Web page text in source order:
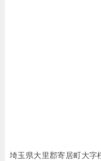
埼玉県大里郡寄居町大字